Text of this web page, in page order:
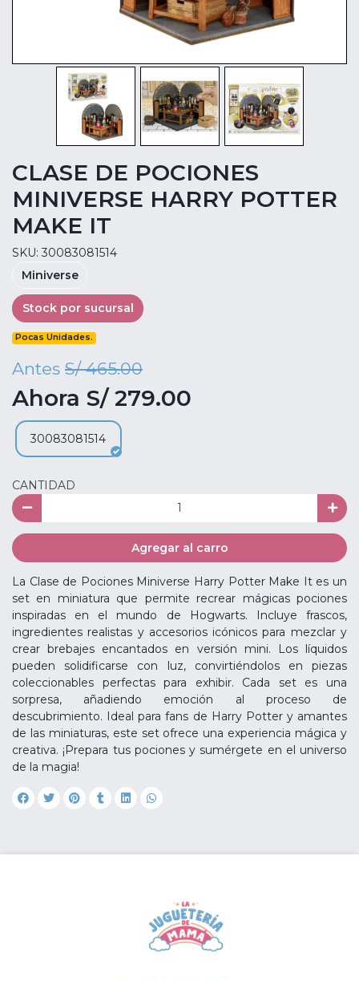
CLASE DE POCIONES
MINIVERSE HARRY POTTER
MAKE IT
SKU: 30083081514
Miniverse
Stock por sucursal
Pocas Unidades.
Antes S/ 465.00
Ahora S/ 279.00
30083081514
CANTIDAD
Agregar al carro
La Clase de Pociones Miniverse Harry Potter Make It es un
set en miniatura que permite recrear mágicas pociones
inspiradas en el mundo de Hogwarts. Incluye frascos,
ingredientes realistas y accesorios icónicos para mezclar y
crear brebajes encantados en versión mini. Los líquidos
pueden solidificarse con luz, convirtiéndolos en piezas
coleccionables perfectas para exhibir. Cada set es una
sorpresa, añadiendo emoción al proceso de
descubrimiento. Ideal para fans de Harry Potter y amantes
de las miniaturas, este set ofrece una experiencia mágica y
creativa. ¡Prepara tus pociones y sumérgete en el universo
de la magia!